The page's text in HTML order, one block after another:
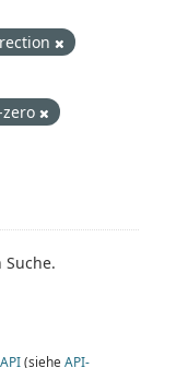
API(siehe API-